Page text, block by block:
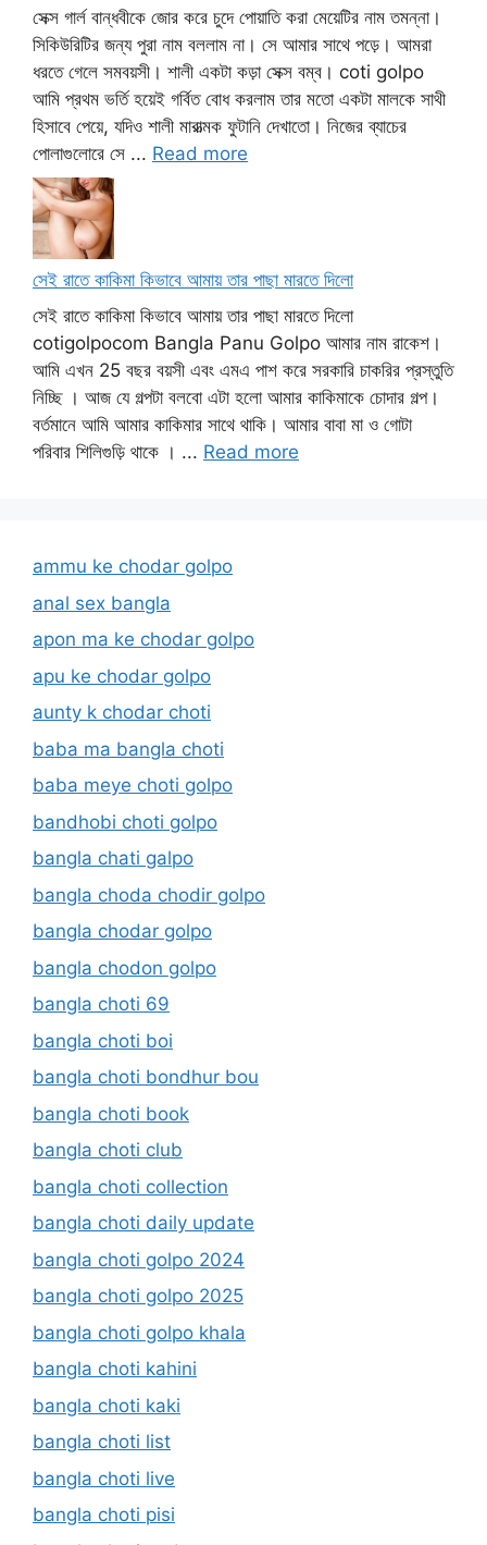
সেক্স গার্ল বান্ধবীকে জোর করে চুদে পোয়াতি করা মেয়েটির নাম তমন্না।
সিকিউরিটির জন্য পুরা নাম বললাম না। সে আমার সাথে পড়ে। আমরা
ধরতে গেলে সমবয়সী। শালী একটা কড়া সেক্স বম্ব। coti golpo
আমি প্রথম ভর্তি হয়েই গর্বিত বোধ করলাম তার মতো একটা মালকে সাথী
হিসাবে পেয়ে, যদিও শালী মারাত্মক ফুটানি দেখাতো। নিজের ব্যাচের
পোলাগুলোরে সে ... Read more
সেই রাতে কাকিমা কিভাবে আমায় তার পাছা মারতে দিলো
সেই রাতে কাকিমা কিভাবে আমায় তার পাছা মারতে দিলো
cotigolpocom Bangla Panu Golpo আমার নাম রাকেশ।
আমি এখন 25 বছর বয়সী এবং এমএ পাশ করে সরকারি চাকরির প্রস্তুতি
নিচ্ছি । আজ যে গল্পটা বলবো এটা হলো আমার কাকিমাকে চোদার গল্প।
বর্তমানে আমি আমার কাকিমার সাথে থাকি। আমার বাবা মা ও গোটা
পরিবার শিলিগুড়ি থাকে । ... Read more
ammu ke chodar golpo
anal sex bangla
apon ma ke chodar golpo
apu ke chodar golpo
aunty k chodar choti
baba ma bangla choti
baba meye choti golpo
bandhobi choti golpo
bangla chati galpo
bangla choda chodir golpo
bangla chodar golpo
bangla chodon golpo
bangla choti 69
bangla choti boi
bangla choti bondhur bou
bangla choti book
bangla choti club
bangla choti collection
bangla choti daily update
bangla choti golpo 2024
bangla choti golpo 2025
bangla choti golpo khala
bangla choti kahini
bangla choti kaki
bangla choti list
bangla choti live
bangla choti pisi